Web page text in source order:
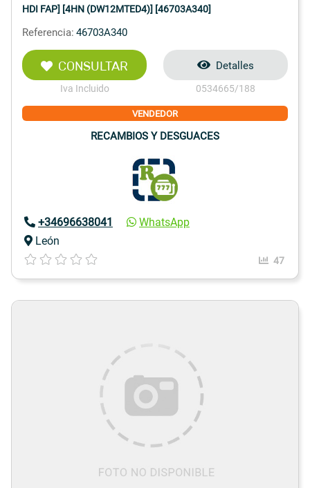
HDI FAP] [4HN (DW12MTED4)] [46703A340]
Referencia: 46703A340
CONSULTAR
Iva Incluido
Detalles
0534665/188
VENDEDOR
RECAMBIOS Y DESGUACES
+34696638041
WhatsApp
León
47